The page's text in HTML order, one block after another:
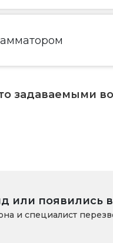
задаваемыми
или появились
и специалист